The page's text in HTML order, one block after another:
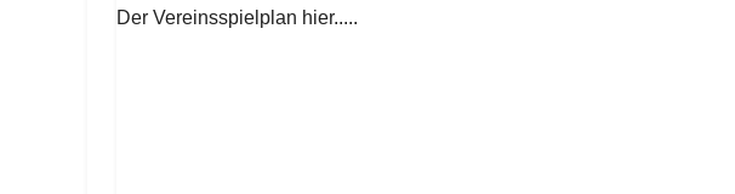
Der Vereinsspielplan hier.....